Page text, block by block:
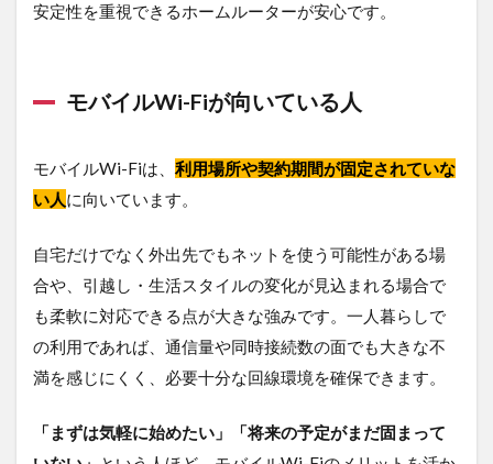
安定性を重視できるホームルーターが安心です。
モバイルWi-Fiが向いている人
モバイルWi-Fiは、 利用場所や契約期間が固定されていな
い人に向いています。
自宅だけでなく外出先でもネットを使う可能性がある場
合や、引越し・生活スタイルの変化が見込まれる場合で
も柔軟に対応できる点が大きな強みです。一人暮らしで
の利用であれば、通信量や同時接続数の面でも大きな不
満を感じにくく、必要十分な回線環境を確保できます。
「まずは気軽に始めたい」「将来の予定がまだ固まって